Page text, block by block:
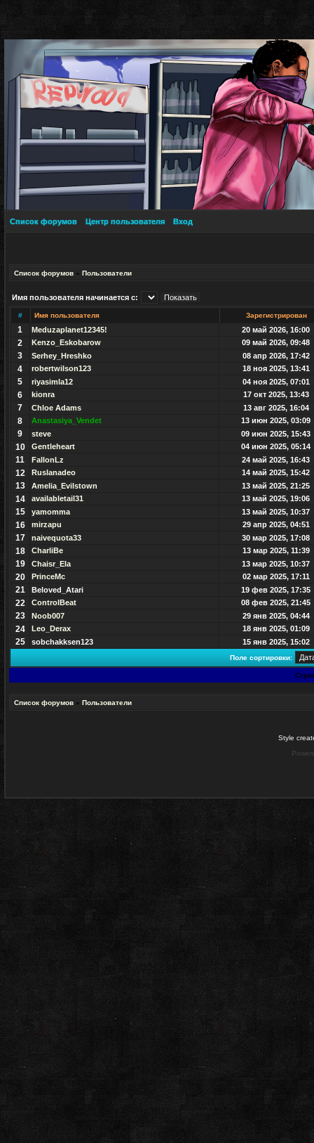
Список форумов Центр пользователя Вход
Список форумов » Пользователи
Имя пользователя начинается с:
# Имя пользователя Зарегистрирован
1 Meduzaplanet12345! 20 май 2026, 16:00
2 Kenzo_Eskobarow 09 май 2026, 09:48
3 Serhey_Hreshko 08 апр 2026, 17:42
4 robertwilson123 18 ноя 2025, 13:41
5 riyasimla12 04 ноя 2025, 07:01
6 kionra 17 окт 2025, 13:43
7 Chloe Adams 13 авг 2025, 16:04
8 Anastasiya_Vendet 13 июн 2025, 03:09
9 steve 09 июн 2025, 15:43
10 Gentleheart 04 июн 2025, 05:14
11 FallonLz 24 май 2025, 16:43
12 Ruslanadeo 14 май 2025, 15:42
13 Amelia_Evilstown 13 май 2025, 21:25
14 availabletail31 13 май 2025, 19:06
15 yamomma 13 май 2025, 10:37
16 mirzapu 29 апр 2025, 04:51
17 naivequota33 30 мар 2025, 17:08
18 CharliBe 13 мар 2025, 11:39
19 Chaisr_Ela 13 мар 2025, 10:37
20 PrinceMc 02 мар 2025, 17:11
21 Beloved_Atari 19 фев 2025, 17:35
22 ControlBeat 08 фев 2025, 21:45
23 Noob007 29 янв 2025, 04:44
24 Leo_Derax 18 янв 2025, 01:09
25 sobchakksen123 15 янв 2025, 15:02
Поле сортировки:
Список форумов » Пользователи
Style